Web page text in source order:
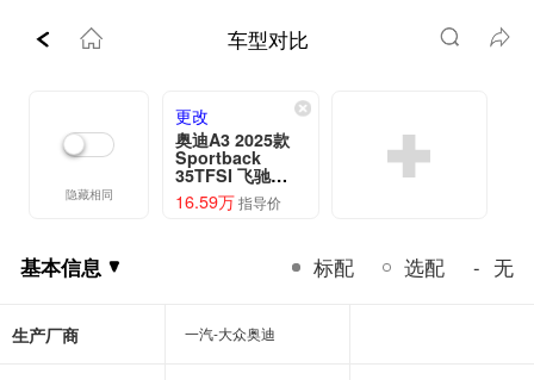
车型对比
隐藏相同
更改
奥迪A3 2025款
Sportback
35TFSI 飞驰悦
享型
16.59万 指导价
基本信息 - 无
选配
标配
基本信息
生产厂商 一汽-大众奥迪
一汽-大众奥迪